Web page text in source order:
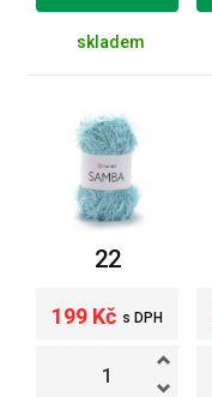
skladem
22
199 Kč s DPH